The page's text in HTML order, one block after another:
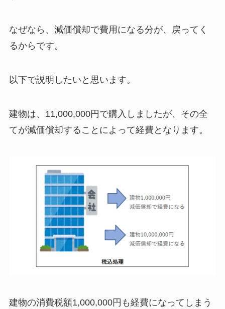
なぜなら、減価償却で費用になる分が、戻ってく
るからです。
以下で説明したいと思います。
建物は、11,000,000円で購入しましたが、その全
てが減価償却することによって経費となります。
建物の消費税額1,000,000円も経費になってしまう